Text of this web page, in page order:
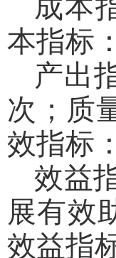
成本
本指标
产出
次；质
效指标
效益
展有效
效益指